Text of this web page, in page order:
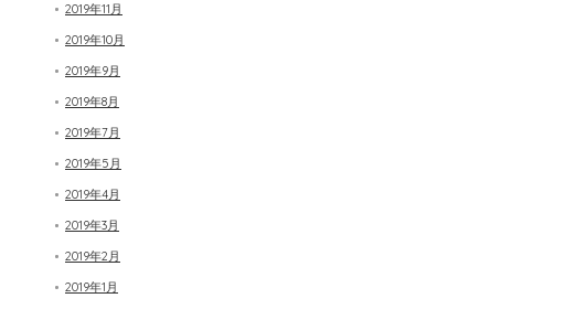
2019年11月
2019年10月
2019年9月
2019年8月
2019年7月
2019年5月
2019年4月
2019年3月
2019年2月
2019年1月